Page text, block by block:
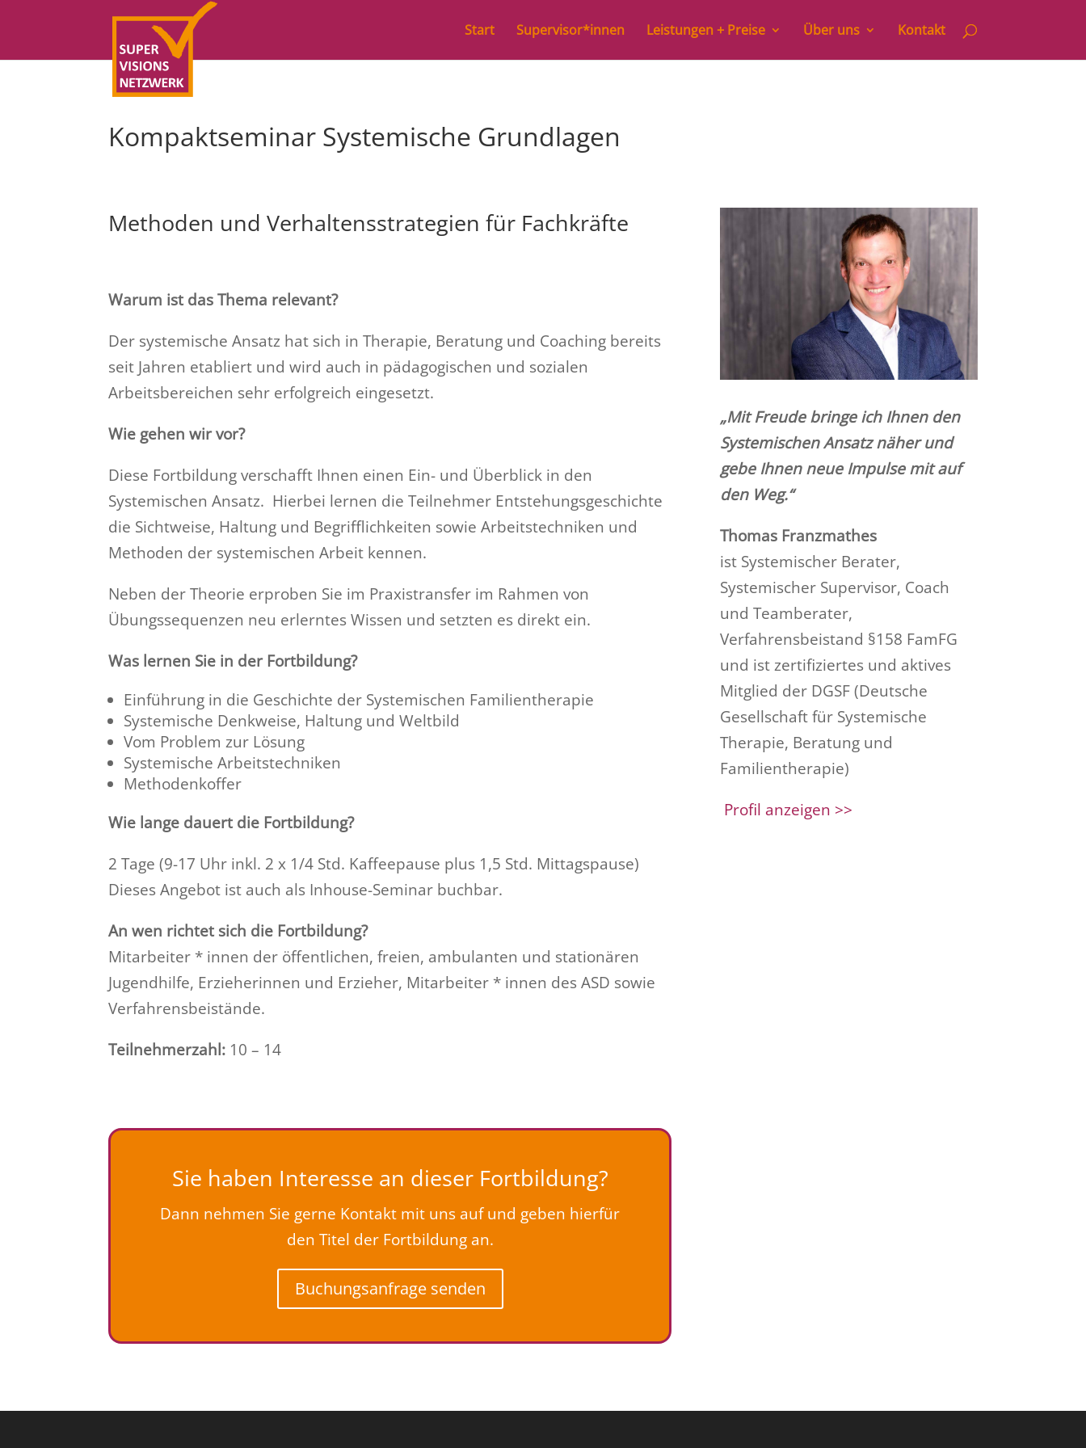
Start Supervisor*innen Leistungen + Preise Über uns Kontakt
Kompaktseminar Systemische Grundlagen
Methoden und Verhaltensstrategien für Fachkräfte
Warum ist das Thema relevant?
Der systemische Ansatz hat sich in Therapie, Beratung und Coaching bereits
seit Jahren etabliert und wird auch in pädagogischen und sozialen
Arbeitsbereichen sehr erfolgreich eingesetzt.
Wie gehen wir vor?
Diese Fortbildung verschafft Ihnen einen Ein- und Überblick in den
Systemischen Ansatz. Hierbei lernen die Teilnehmer Entstehungsgeschichte
die Sichtweise, Haltung und Begrifflichkeiten sowie Arbeitstechniken und
Methoden der systemischen Arbeit kennen.
Neben der Theorie erproben Sie im Praxistransfer im Rahmen von
Übungssequenzen neu erlerntes Wissen und setzten es direkt ein.
Was lernen Sie in der Fortbildung?
Einführung in die Geschichte der Systemischen Familientherapie
Systemische Denkweise, Haltung und Weltbild
Vom Problem zur Lösung
Systemische Arbeitstechniken
Methodenkoffer
Wie lange dauert die Fortbildung?
2 Tage (9-17 Uhr inkl. 2 x 1/4 Std. Kaffeepause plus 1,5 Std. Mittagspause)
Dieses Angebot ist auch als Inhouse-Seminar buchbar.
An wen richtet sich die Fortbildung?
Mitarbeiter * innen der öffentlichen, freien, ambulanten und stationären
Jugendhilfe, Erzieherinnen und Erzieher, Mitarbeiter * innen des ASD sowie
Verfahrensbeistände.
Teilnehmerzahl: 10 – 14
Sie haben Interesse an dieser Fortbildung?
Dann nehmen Sie gerne Kontakt mit uns auf und geben hierfür
den Titel der Fortbildung an.
Buchungsanfrage senden
„Mit Freude bringe ich Ihnen den
Systemischen Ansatz näher und
gebe Ihnen neue Impulse mit auf
den Weg.“
Thomas Franzmathes
ist Systemischer Berater,
Systemischer Supervisor, Coach
und Teamberater,
Verfahrensbeistand §158 FamFG
und ist zertifiziertes und aktives
Mitglied der DGSF (Deutsche
Gesellschaft für Systemische
Therapie, Beratung und
Familientherapie)
Profil anzeigen >>